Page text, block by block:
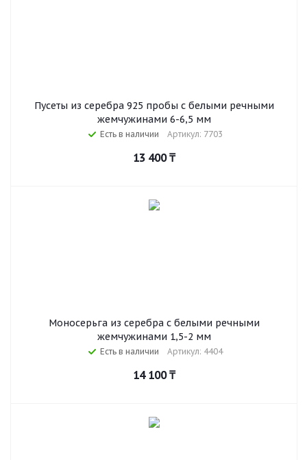
Пусеты из серебра 925 пробы с белыми речными
жемчужинами 6-6,5 мм
Есть в наличии Артикул: 7703
13 400₸
Моносерьга из серебра с белыми речными
жемчужинами 1,5-2 мм
Есть в наличии Артикул: 4404
14 100₸